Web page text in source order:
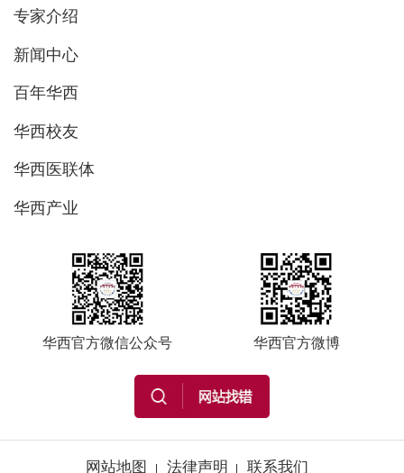
专家介绍
新闻中心
百年华西
华西校友
华西医联体
华西产业
华西官方微信公众号 华西官方微博
网站地图 法律声明 联系我们